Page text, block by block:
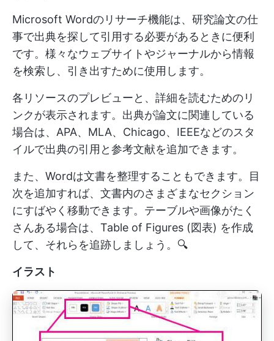
Microsoft Wordのリサーチ機能は、研究論文の仕
事で出典を探して引用する必要があるときに便利
です。様々なウェブサイトやジャーナルから情報
を検索し、引き出すために使用します。
各リソースのプレビューと、詳細を読むためのリ
ンクが表示されます。出典が論文に関連している
場合は、APA、MLA、Chicago、IEEEなどのスタ
イルで出典の引用と参考文献を追加できます。
また、Wordは文書を整理することもできます。目
次を追加すれば、文書内のさまざまなセクション
にすばやく移動できます。テーブルや画像がたく
さんある場合は、Table of Figures (図表) を作成
して、それらを追跡しましょう。🔍
イラスト